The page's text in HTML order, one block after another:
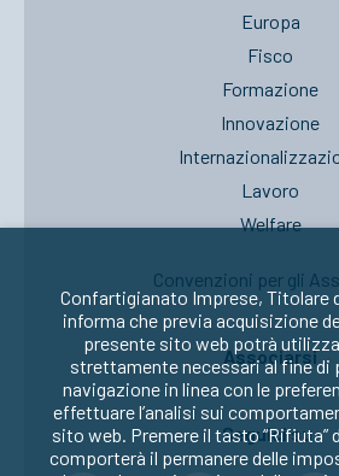
Europa
Fisco
Formazione
Innovazione
Lavoro
Welfare
Convenzioni per gli
Associarsi
Seguici su:
Confartigianato Imprese, Titolare
informa che previa acquisizione
presente sito web potrà
strettamente necessari al fine di
navigazione in linea con le
effettuare l’analisi sui
sito web. Premere il tasto “Rifiuta”
comporterà il permanere delle